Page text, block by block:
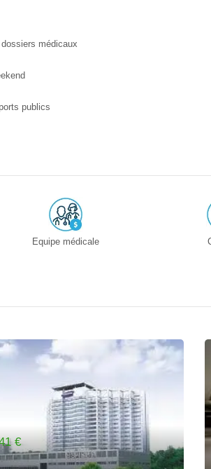
médicaux
publics
Equipe médicale
€